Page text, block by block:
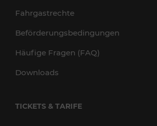
Fahrgastrechte
Beförderungsbedingungen
Häufige Fragen (FAQ)
Downloads
TICKETS & TARIFE